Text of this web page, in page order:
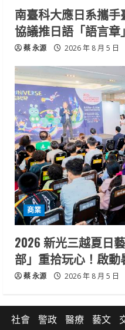
南臺科大應日系攜
協議推日語「語言章」
蔡 永源 2026 年 8 月 5 日
商業
2026 新光三越夏日
部」重拾玩心！啟
蔡 永源 2026 年 8 月 5 日
社會 警政 醫療 藝文